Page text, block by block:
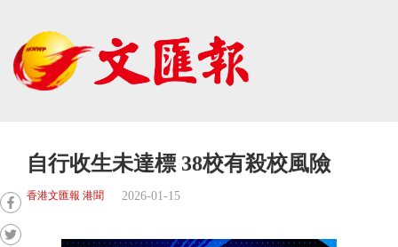
自行收生未達標 38校有殺校風險
香港文匯報 港聞 2026-01-15